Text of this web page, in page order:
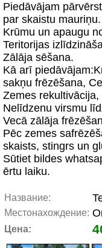
Piedāvājam
par skaistu mauriņu.
Krūmu un apaugu
Teritorijas
Zālāja sēšana.
Kā arī
sakņu frēzēšana,
Zemes rekultivācija,
Nelīdzenu virsmu
Vecā zālāja
Pēc zemes
skaists, stingrs un
Sūtiet bildes
ērtu laiku.
Название:
Местонахождение:
Цена: